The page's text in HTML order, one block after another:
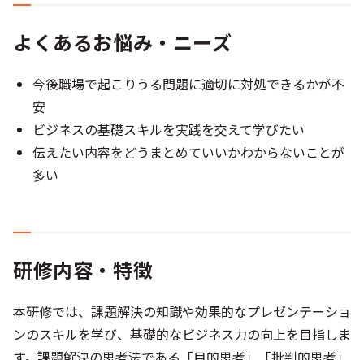
よくあるお悩み・ニーズ
今後職場で起こりうる問題に適切に対処できるかが不
安
ビジネスの基礎スキルを実践を交えて学びたい
伝えたい内容をどうまとめていいかわからないことが
多い
研修内容・特徴
本研修では、課題解決の知識や効果的なプレゼンテーショ
ンのスキルを学び、基礎的なビジネス力の向上を目指しま